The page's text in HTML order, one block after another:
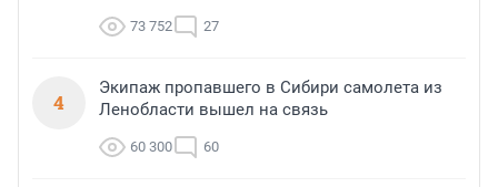
73 752 27
4
Экипаж пропавшего в Сибири самолета из
Ленобласти вышел на связь
60 300 60